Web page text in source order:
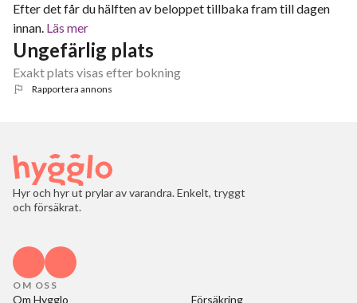
Efter det får du hälften av beloppet tillbaka fram till dagen
innan. Läs mer
Ungefärlig plats
Exakt plats visas efter bokning
Rapportera annons
Hyr och hyr ut prylar av varandra. Enkelt, tryggt
och försäkrat.
OM OSS
Om Hygglo Försäkring